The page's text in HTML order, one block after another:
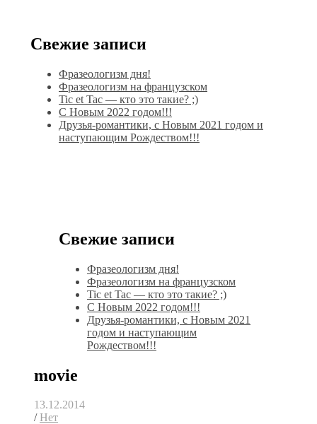
Свежие записи
Фразеологизм дня!
Фразеологизм на французском
Tic et Tac — кто это такие? ;)
С Новым 2022 годом!!!
Друзья-романтики, с Новым 2021 годом и
наступающим Рождеством!!!
Свежие записи
Фразеологизм дня!
Фразеологизм на французском
Tic et Tac — кто это такие? ;)
С Новым 2022 годом!!!
Друзья-романтики, с Новым 2021
годом и наступающим
Рождеством!!!
movie
13.12.2014
/ Нет